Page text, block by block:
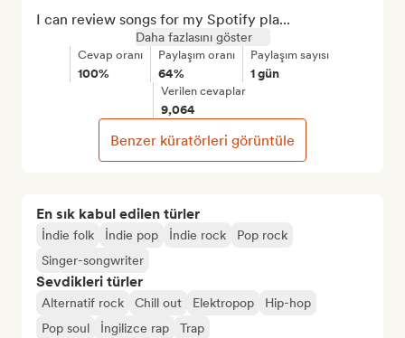
En sık kabul edilen türler
İndie folk İndie pop İndie rock
Pop rock
Singer-songwriter
Sevdikleri türler
Alternatif rock Chill out Elektropop
Hip-hop
Pop soul
İngilizce rap Trap
I can review songs for my Spotify pla...
Daha fazlasını göster
Cevap oranı
100%
Paylaşım oranı
64%
Paylaşım sayısı
1 gün
Verilen cevaplar
9,064
Benzer küratörleri görüntüle